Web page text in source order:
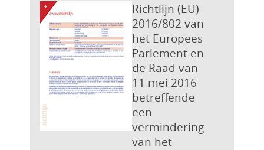
Richtlijn (EU)
2016/802 van
het Europees
Parlement en
de Raad van
11 mei 2016
betreffende
een
vermindering
van het